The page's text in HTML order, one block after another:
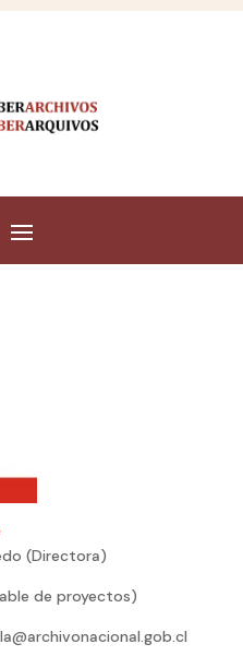
(Directora)
de proyectos)